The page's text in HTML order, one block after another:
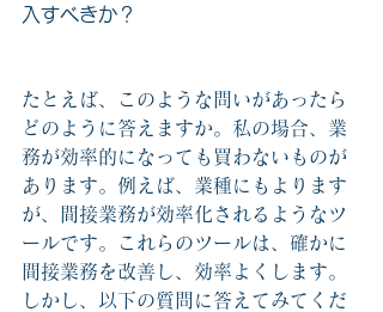
入すべきか？
たとえば、このような問いがあったら
どのように答えますか。私の場合、業
務が効率的になっても買わないものが
あります。例えば、業種にもよります
が、間接業務が効率化されるようなツ
ールです。これらのツールは、確かに
間接業務を改善し、効率よくします。
しかし、以下の質問に答えてみてくだ